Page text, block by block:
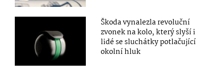
Škoda vynalezla revoluční
zvonek na kolo, který slyší i
lidé se sluchátky potlačující
okolní hluk